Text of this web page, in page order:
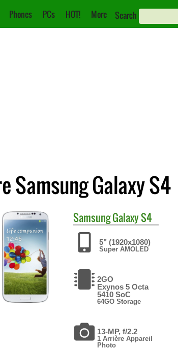
Phones PCs HOT! More Search
Samsung Galaxy S4
SamsungGalaxy S4
5" (1920x1080)
Super AMOLED
2GO
Exynos 5 Octa
5410 SoC
64GO Storage
13-MP, f/2.2
1 Arrière Appareil
Photo